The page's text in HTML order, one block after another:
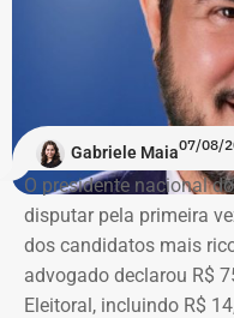
Gabriele Maia07/08/
O presidente nacional
disputar pela primeira
dos candidatos mais
advogado declarou R$
Eleitoral, incluindo R$